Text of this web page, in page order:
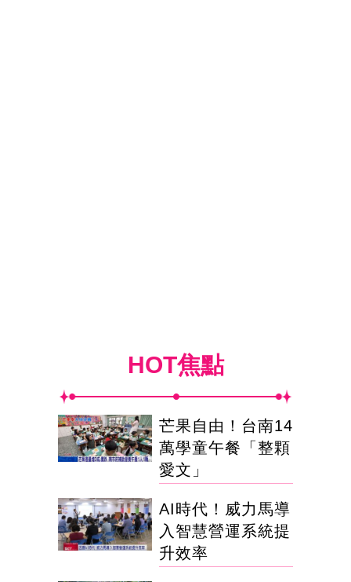
HOT焦點
芒果自由！台南14
萬學童午餐「整顆
愛文」
AI時代！威力馬導
入智慧營運系統提
升效率